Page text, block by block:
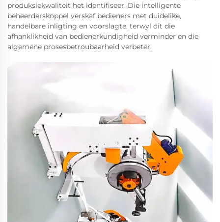
produksiekwaliteit het identifiseer. Die intelligente
beheerderskoppel verskaf bedieners met duidelike,
handelbare inligting en voorslagte, terwyl dit die
afhanklikheid van bedienerkundigheid verminder en die
algemene prosesbetroubaarheid verbeter.